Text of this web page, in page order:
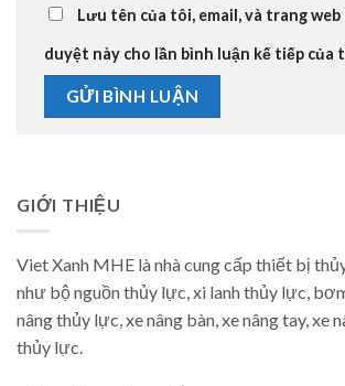
Lưu tên của tôi, email, và trang
duyệt này cho lần bình luận kế tiếp của
GIỚI THIỆU
Viet Xanh MHE là nhà cung cấp thiết bị
như bộ nguồn thủy lực, xi lanh thủy lực,
nâng thủy lực, xe nâng bàn, xe nâng tay, xe
thủy lực.